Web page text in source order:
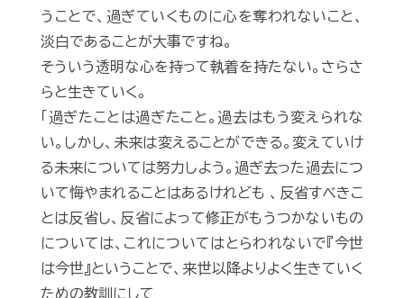
うことで、過ぎていくものに心を奪われないこと、
淡白であることが大事ですね。
そういう透明な心を持って執着を持たない。さらさ
らと生きていく。
「過ぎたことは過ぎたこと。過去はもう変えられな
い。しかし、未来は変えることができる。変えていけ
る未来については努力しよう。過ぎ去った過去につ
いて悔やまれることはあるけれども 、反省すべきこ
とは反省し、反省によって修正がもうつかないもの
については、これについてはとらわれないで『今世
は今世』ということで、来世以降よりよく生きていく
ための教訓にして